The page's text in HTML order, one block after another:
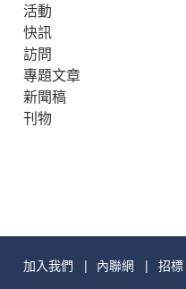
活動
快訊
訪問
專題文章
新聞稿
刊物
加入我們 內聯網 招標